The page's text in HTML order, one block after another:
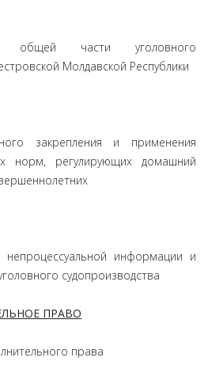
общей части уголовного
Молдавской Республики
закрепления и применения
норм, регулирующих домашний
информации и
судопроизводства
ПРАВО
права